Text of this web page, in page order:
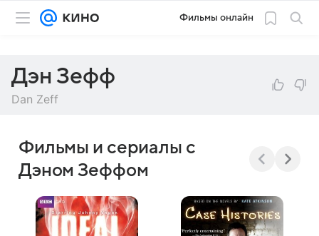
Фильмы онлайн
Дэн Зефф
Dan Zeff
Фильмы и сериалы с
Дэном Зеффом